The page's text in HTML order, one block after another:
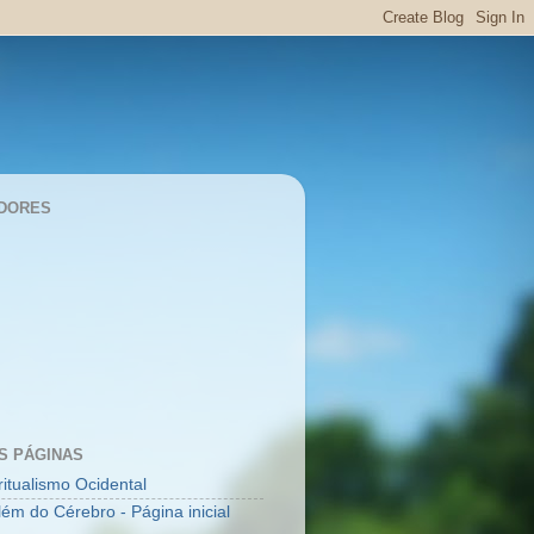
PÁGINAS
Ocidental
do Cérebro - Página inicial